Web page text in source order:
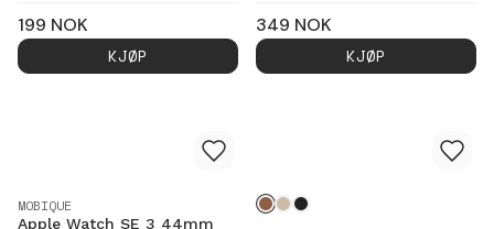
199 NOK
KJØP
349 NOK
KJØP
MOBIQUE
Apple Watch SE 3 44mm